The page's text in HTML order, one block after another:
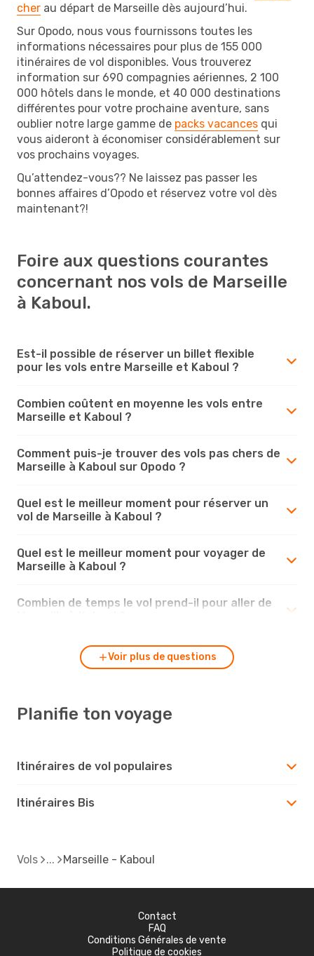
cher au départ de Marseille dès aujourd’hui.
Sur Opodo, nous vous fournissons toutes les
informations nécessaires pour plus de 155 000
itinéraires de vol disponibles. Vous trouverez
information sur 690 compagnies aériennes, 2 100
000 hôtels dans le monde, et 40 000 destinations
différentes pour votre prochaine aventure, sans
oublier notre large gamme de packs vacances qui
vous aideront à économiser considérablement sur
vos prochains voyages.
Qu’attendez-vous?? Ne laissez pas passer les
bonnes affaires d’Opodo et réservez votre vol dès
maintenant?!
Foire aux questions courantes
concernant nos vols de Marseille
à Kaboul.
Est-il possible de réserver un billet flexible
pour les vols entre Marseille et Kaboul ?
Combien coûtent en moyenne les vols entre
Marseille et Kaboul ?
Comment puis-je trouver des vols pas chers de
Marseille à Kaboul sur Opodo ?
Quel est le meilleur moment pour réserver un
vol de Marseille à Kaboul ?
Quel est le meilleur moment pour voyager de
Marseille à Kaboul ?
Combien de temps le vol prend-il pour aller de
Voir plus de questions
Planifie ton voyage
Itinéraires de vol populaires
Itinéraires Bis
Vols Marseille - Kaboul
Contact
FAQ
Conditions Générales de vente
Politique de cookies